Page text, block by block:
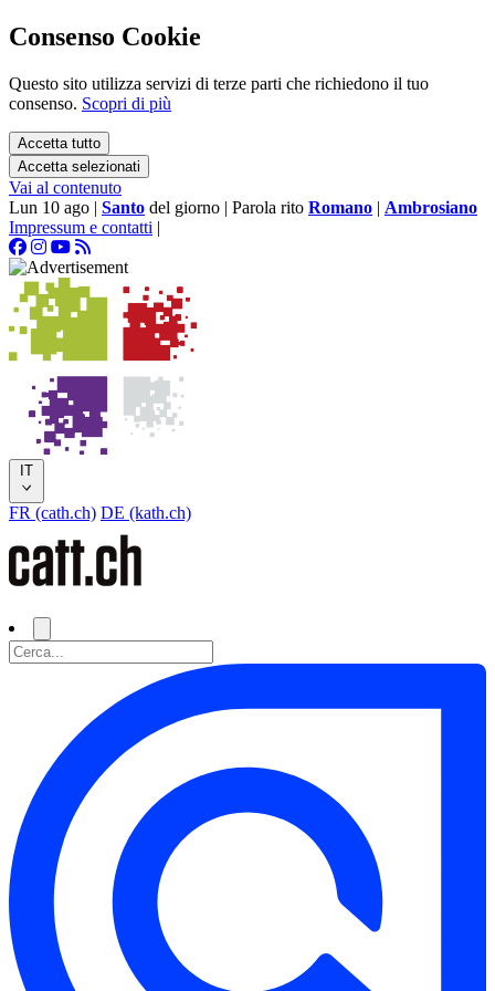
Consenso Cookie
Questo sito utilizza servizi di terze parti che richiedono il tuo
consenso. Scopri di più
Accetta tutto
Accetta selezionati
Vai al contenuto
Lun 10 ago | Santo del giorno | Parola rito Romano | Ambrosiano
Impressum e contatti |
IT
FR (cath.ch) DE (kath.ch)